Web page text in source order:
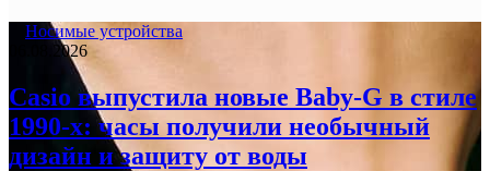
Носимые устройства
06.08.2026
Casio выпустила новые Baby-G в стиле
1990-х: часы получили необычный
дизайн и защиту от воды